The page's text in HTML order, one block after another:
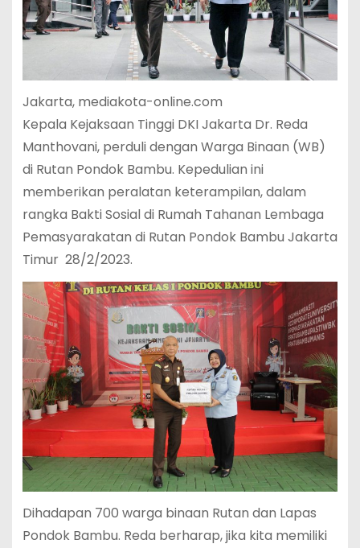
Jakarta, mediakota-online.com
Kepala Kejaksaan Tinggi DKI Jakarta Dr. Reda
Manthovani, perduli dengan Warga Binaan (WB)
di Rutan Pondok Bambu. Kepedulian ini
memberikan peralatan keterampilan, dalam
rangka Bakti Sosial di Rumah Tahanan Lembaga
Pemasyarakatan di Rutan Pondok Bambu Jakarta
Timur 28/2/2023.
Dihadapan 700 warga binaan Rutan dan Lapas
Pondok Bambu. Reda berharap, jika kita memiliki